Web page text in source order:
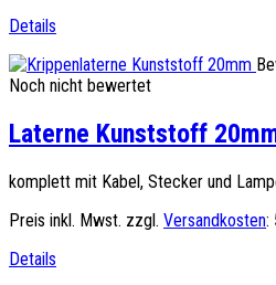
Details
Noch nicht bewertet
Laterne Kunststoff
komplett mit Kabel, Stecker und
Preis inkl. Mwst. zzgl. Versandkosten:
Details